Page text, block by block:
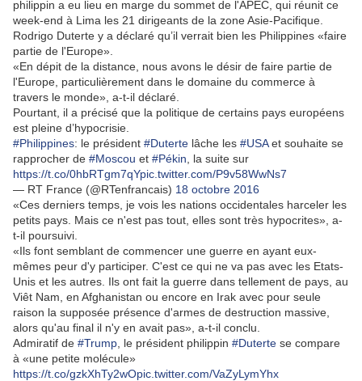
philippin a eu lieu en marge du sommet de l'APEC, qui réunit ce
week-end à Lima les 21 dirigeants de la zone Asie-Pacifique.
Rodrigo Duterte y a déclaré qu’il verrait bien les Philippines «faire
partie de l'Europe».
«En dépit de la distance, nous avons le désir de faire partie de
l'Europe, particulièrement dans le domaine du commerce à
travers le monde», a-t-il déclaré.
Pourtant, il a précisé que la politique de certains pays européens
est pleine d’hypocrisie.
#Philippines: le président #Duterte lâche les #USAet souhaite se
rapprocher de #Moscou et #Pékin , la suite sur
https://t.co/0hbRTgm7qYpic.twitter.com/P9v58WwNs7
— RT France (@RTenfrancais) 18 octobre 2016
«Ces derniers temps, je vois les nations occidentales harceler les
petits pays. Mais ce n'est pas tout, elles sont très hypocrites», a-
t-il poursuivi.
«Ils font semblant de commencer une guerre en ayant eux-
mêmes peur d'y participer. C'est ce qui ne va pas avec les Etats-
Unis et les autres. Ils ont fait la guerre dans tellement de pays, au
Viêt Nam, en Afghanistan ou encore en Irak avec pour seule
raison la supposée présence d'armes de destruction massive,
alors qu'au final il n'y en avait pas», a-t-il conclu.
Admiratif de #Trump , le président philippin #Duterte se compare
à «une petite molécule»
https://t.co/gzkXhTy2wOpic.twitter.com/VaZyLymYhx